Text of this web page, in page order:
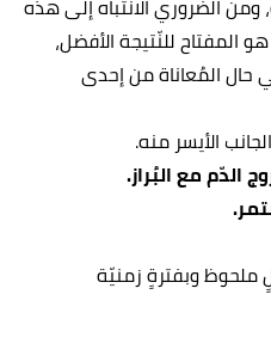
الضّروري الانتباه إلى هذه
المفتاح للنّتيجة الأفضل،
حال المُعاناة من إحدى
الأيسر منه.
الدّم مع البُراز.
ملحوظ وبفترةٍ زمنيّة